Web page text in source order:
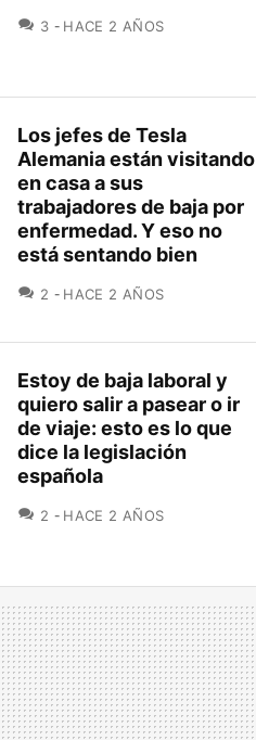
3 COMENTARIOS
HACE 2 AÑOS
Los jefes de Tesla
Alemania están visitando
en casa a sus
trabajadores de baja por
enfermedad. Y eso no
está sentando bien
2 COMENTARIOS
HACE 2 AÑOS
Estoy de baja laboral y
quiero salir a pasear o ir
de viaje: esto es lo que
dice la legislación
española
2 COMENTARIOS
HACE 2 AÑOS